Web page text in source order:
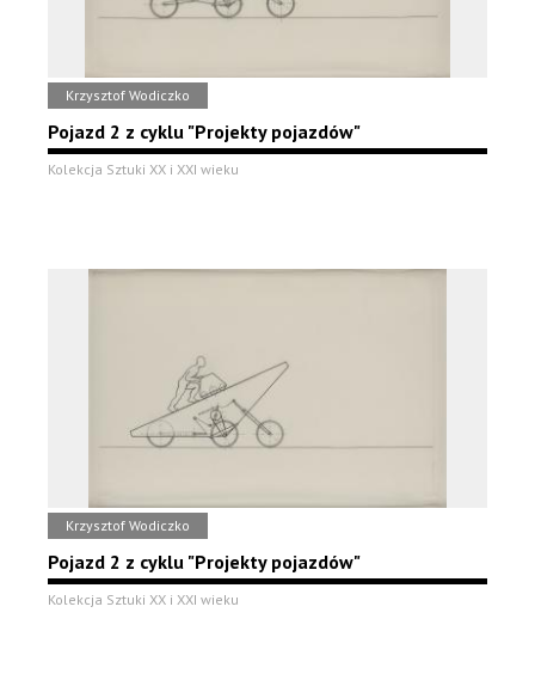
Krzysztof Wodiczko
Pojazd 2 z cyklu "Projekty pojazdów"
Kolekcja Sztuki XX i XXI wieku
Krzysztof Wodiczko
Pojazd 2 z cyklu "Projekty pojazdów"
Kolekcja Sztuki XX i XXI wieku